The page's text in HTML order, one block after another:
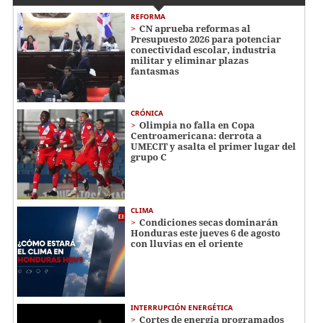
REFORMA
CN aprueba reformas al
Presupuesto 2026 para potenciar
conectividad escolar, industria
militar y eliminar plazas
fantasmas
CRÓNICA
Olimpia no falla en Copa
Centroamericana: derrota a
UMECIT y asalta el primer lugar del
grupo C
CLIMA
Condiciones secas dominarán
Honduras este jueves 6 de agosto
con lluvias en el oriente
INTERRUPCIÓN ENERGÉTICA
Cortes de energía programados